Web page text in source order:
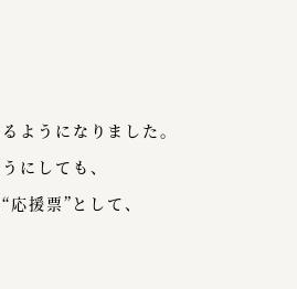
ようになりました。
にしても、
援票”として、